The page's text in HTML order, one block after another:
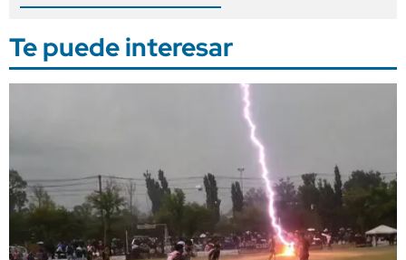
Te puede interesar